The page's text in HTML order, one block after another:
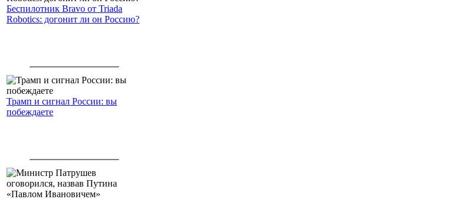
Беспилотник Bravo от Triada
Robotics: догонит ли он Россию?
Трамп и сигнал России: вы
побеждаете